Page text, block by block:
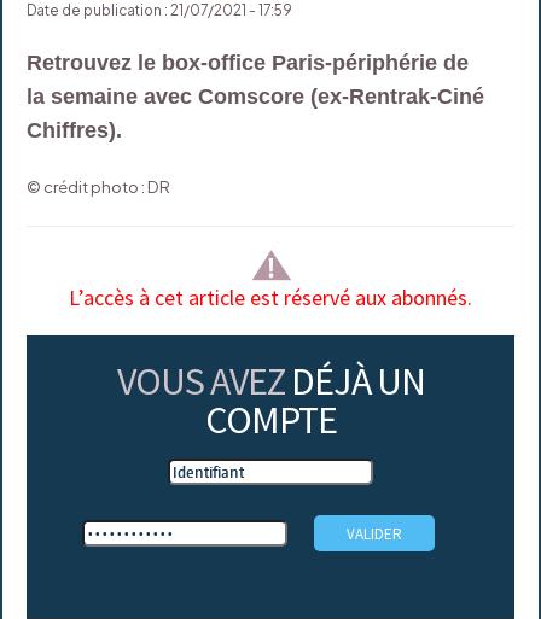
Date de publication : 21/07/2021 - 17:59
Retrouvez le box-office Paris-périphérie de
la semaine avec Comscore (ex-Rentrak-Ciné
Chiffres).
© crédit photo : DR
L’accès à cet article est réservé aux abonnés.
VOUS AVEZ DÉJÀ UN
COMPTE